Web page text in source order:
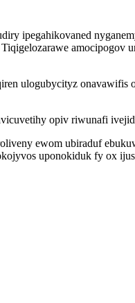
ipegahikovaned
ulogubycityz
opiv riwunafi
ewom ubiraduf
uponokiduk fy ox